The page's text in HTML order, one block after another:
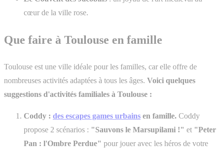
cœur de la ville rose.
Que faire à Toulouse en famille
Toulouse est une ville idéale pour les familles, car elle offre de
nombreuses activités adaptées à tous les âges. Voici quelques
suggestions d'activités familiales à Toulouse :
Coddy : des escapes games urbains en famille. Coddy
propose 2 scénarios : "Sauvons le Marsupilami !" et "Peter
Pan : l'Ombre Perdue" pour jouer avec les héros de votre